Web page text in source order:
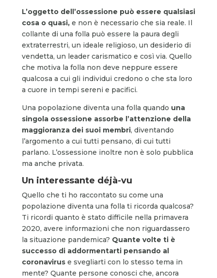
L’oggetto dell’ossessione può essere qualsiasi
cosa o quasi,e non è necessario che sia reale. Il
collante di una folla può essere la paura degli
extraterrestri, un ideale religioso, un desiderio di
vendetta, un leader carismatico e così via. Quello
che motiva la folla non deve neppure essere
qualcosa a cui gli individui credono o che sta loro
a cuore in tempi sereni e pacifici.
Una popolazione diventa una folla quando una
singola ossessione assorbe l’attenzione della
maggioranza dei suoi membri, diventando
l’argomento a cui tutti pensano, di cui tutti
parlano. L’ossessione inoltre non è solo pubblica
ma anche privata.
Un interessante déjà-vu
Quello che ti ho raccontato su come una
popolazione diventa una folla ti ricorda qualcosa?
Ti ricordi quanto è stato difficile nella primavera
2020, avere informazioni che non riguardassero
la situazione pandemica? Quante volte ti è
successo di addormentarti pensando al
coronaviruse svegliarti con lo stesso tema in
mente? Quante persone conosci che, ancora